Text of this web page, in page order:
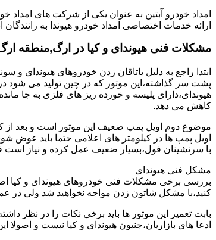
امداد خودرو آبتین به عنوان یکی از شرکت های
ارائه خدمات اختصاصی امداد خودرو هیوندا به رانندگان
مشکلات فنی هیوندای و کیا در ارگ,منطقه
پشت سر گذاشته،این موتور که در چین تولید می شود در
هیوندای،دارای پلیسه و خورده ریز های فلزی به جا
کاهش می دهد.
اویل پمپ ها در کیلومتر های اعلامی حتما باید
با سرنشینان فول،بسیار ضعیف عمل کرده و نیاز است
مشکل فنی هیوندای
بررسی برخی مشکلات فنی خودروهای هیوندای و کیا
کنید،با مشکل شاتون زدن مواجه نخواهید شد ولی در
ادعا های بازاریان،جنیون هیوندای و کیا نیست و اصولا این خودروساز به هیچ وجه یاتاقان 25 و پنجاه تولید